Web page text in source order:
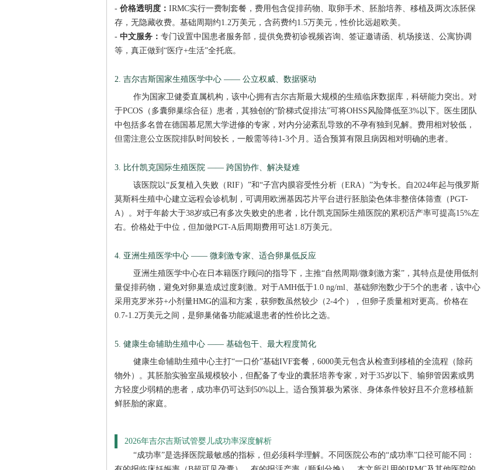
- 价格透明度： IRMC实行一费制套餐，费用包含促排药物、取卵手术、胚胎培养、移植及两次冻胚保
存，无隐藏收费。基础周期约1.2万美元，含药费约1.5万美元，性价比远超欧美。
- 中文服务： 专门设置中国患者服务部，提供免费初诊视频咨询、签证邀请函、机场接送、公寓协调
等，真正做到“医疗+生活”全托底。
2. 吉尔吉斯国家生殖医学中心 —— 公立权威、数据驱动
作为国家卫健委直属机构，该中心拥有吉尔吉斯最大规模的生殖临床数据库，科研能力突出。对
于PCOS（多囊卵巢综合征）患者，其独创的“阶梯式促排法”可将OHSS风险降低至3%以下。医生团队
中包括多名曾在德国慕尼黑大学进修的专家，对内分泌紊乱导致的不孕有独到见解。费用相对较低，
但需注意公立医院排队时间较长，一般需等待1-3个月。适合预算有限且病因相对明确的患者。
3. 比什凯克国际生殖医院 —— 跨国协作、解决疑难
该医院以“反复植入失败（RIF）”和“子宫内膜容受性分析（ERA）”为专长。自2024年起与俄罗斯
莫斯科生殖中心建立远程会诊机制，可调用欧洲基因芯片平台进行胚胎染色体非整倍体筛查（PGT-
A）。对于年龄大于38岁或已有多次失败史的患者，比什凯克国际生殖医院的累积活产率可提高15%左
右。价格处于中位，但加做PGT-A后周期费用可达1.8万美元。
4. 亚洲生殖医学中心 —— 微刺激专家、适合卵巢低反应
亚洲生殖医学中心在日本籍医疗顾问的指导下，主推“自然周期/微刺激方案”，其特点是使用低剂
量促排药物，避免对卵巢造成过度刺激。对于AMH低于1.0 ng/ml、基础卵泡数少于5个的患者，该中心
采用克罗米芬+小剂量HMG的温和方案，获卵数虽然较少（2-4个），但卵子质量相对更高。价格在
0.7-1.2万美元之间，是卵巢储备功能减退患者的性价比之选。
5. 健康生命辅助生殖中心 —— 基础包干、最大程度简化
健康生命辅助生殖中心主打“一口价”基础IVF套餐，6000美元包含从检查到移植的全流程（除药
物外）。其胚胎实验室虽规模较小，但配备了专业的囊胚培养专家，对于35岁以下、输卵管因素或男
方轻度少弱精的患者，成功率仍可达到50%以上。适合预算极为紧张、身体条件较好且不介意移植新
鲜胚胎的家庭。
2026年吉尔吉斯试管婴儿成功率深度解析
“成功率”是选择医院最敏感的指标，但必须科学理解。不同医院公布的“成功率”口径可能不同：